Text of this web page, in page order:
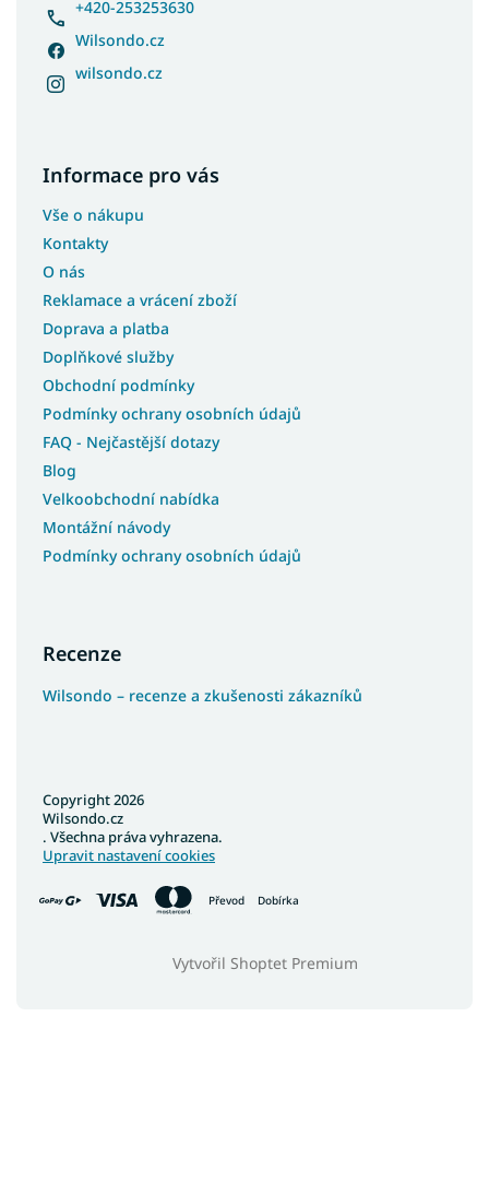
+420-253253630
Wilsondo.cz
wilsondo.cz
Informace pro vás
Vše o nákupu
Kontakty
O nás
Reklamace a vrácení zboží
Doprava a platba
Doplňkové služby
Obchodní podmínky
Podmínky ochrany osobních údajů
FAQ - Nejčastější dotazy
Blog
Velkoobchodní nabídka
Montážní návody
Podmínky ochrany osobních údajů
Recenze
Wilsondo – recenze a zkušenosti zákazníků
Převod Dobírka
Vytvořil Shoptet Premium
Copyright 2026
Wilsondo.cz
. Všechna práva vyhrazena.
Upravit nastavení cookies